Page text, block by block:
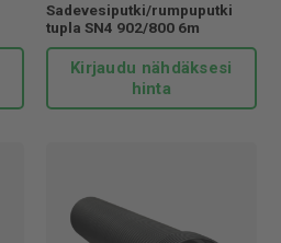
Sadevesiputki/rumpuputki
tupla SN4 902/800 6m
Kirjaudu nähdäksesi
hinta